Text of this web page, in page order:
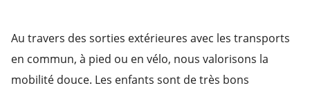
Au travers des sorties extérieures avec les transports
en commun, à pied ou en vélo, nous valorisons la
mobilité douce. Les enfants sont de très bons